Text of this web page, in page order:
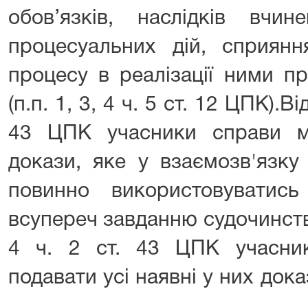
обов’язків, наслідків
процесуальних дій,
процесу в реалізації ними
(п.п. 1, 3, 4 ч. 5 ст. 12
43 ЦПК учасники справи
докази, яке у
повинно
всупереч завданню
4 ч. 2 ст. 43 ЦПК
подавати усі наявні у них